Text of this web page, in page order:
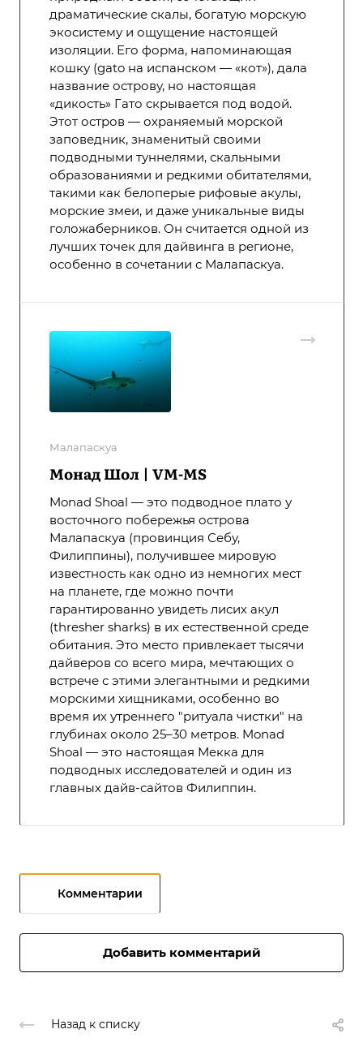
драматические скалы, богатую морскую
экосистему и ощущение настоящей
изоляции. Его форма, напоминающая
кошку (gato на испанском — «кот»), дала
название острову, но настоящая
«дикость» Гато скрывается под водой.
Этот остров — охраняемый морской
заповедник, знаменитый своими
подводными туннелями, скальными
образованиями и редкими обитателями,
такими как белоперые рифовые акулы,
морские змеи, и даже уникальные виды
голожаберников. Он считается одной из
лучших точек для дайвинга в регионе,
особенно в сочетании с Малапаскуа.
Малапаскуа
Монад Шол | VM-MS
Monad Shoal — это подводное плато у
восточного побережья острова
Малапаскуа (провинция Себу,
Филиппины), получившее мировую
известность как одно из немногих мест
на планете, где можно почти
гарантированно увидеть лисих акул
(thresher sharks) в их естественной среде
обитания. Это место привлекает тысячи
дайверов со всего мира, мечтающих о
встрече с этими элегантными и редкими
морскими хищниками, особенно во
время их утреннего "ритуала чистки" на
глубинах около 25–30 метров. Monad
Shoal — это настоящая Мекка для
подводных исследователей и один из
главных дайв-сайтов Филиппин.
Комментарии
Добавить комментарий
Назад к списку